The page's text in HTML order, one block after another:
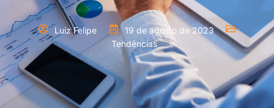
Luiz Felipe
19 de agosto de 2023
Tendências